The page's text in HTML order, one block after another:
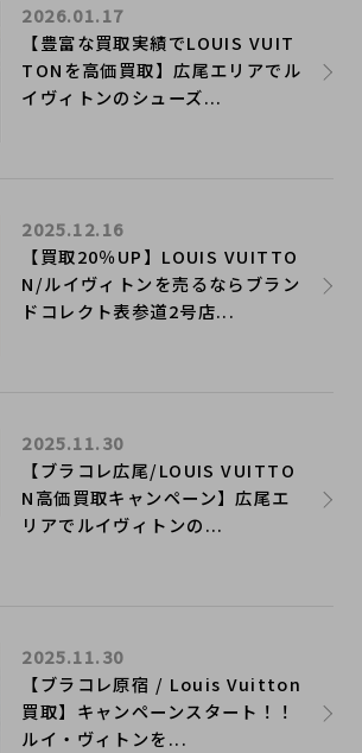
【豊富な買取実績でLOUIS VUIT
TONを高価買取】広尾エリアでル
イヴィトンのシューズ...
2026.01.17
【買取20％UP】LOUIS VUITTO
N/ルイヴィトンを売るならブラン
ドコレクト表参道2号店...
2025.12.16
【ブラコレ広尾/LOUIS VUITTO
N高価買取キャンペーン】広尾エ
リアでルイヴィトンの...
2025.11.30
【ブラコレ原宿 / Louis Vuitton
買取】キャンペーンスタート！！
ルイ・ヴィトンを...
2025.11.30